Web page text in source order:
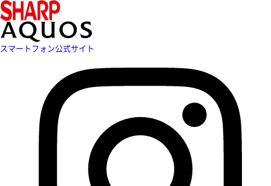
スマートフォン公式サイト